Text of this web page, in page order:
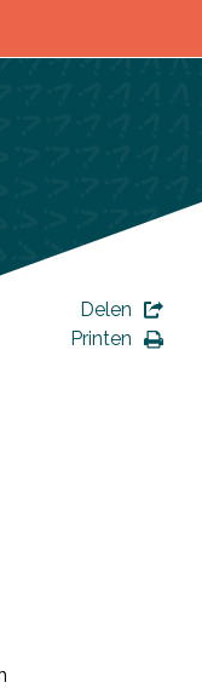
Delen
Printen